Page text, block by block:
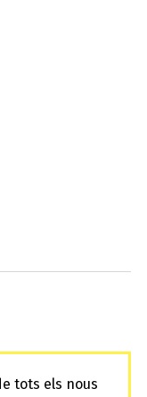
tots els nous